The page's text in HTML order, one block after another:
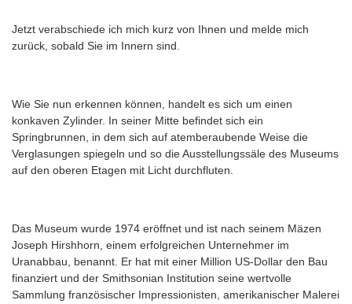
Jetzt verabschiede ich mich kurz von Ihnen und melde mich
zurück, sobald Sie im Innern sind.
Wie Sie nun erkennen können, handelt es sich um einen
konkaven Zylinder. In seiner Mitte befindet sich ein
Springbrunnen, in dem sich auf atemberaubende Weise die
Verglasungen spiegeln und so die Ausstellungssäle des Museums
auf den oberen Etagen mit Licht durchfluten.
Das Museum wurde 1974 eröffnet und ist nach seinem Mäzen
Joseph Hirshhorn, einem erfolgreichen Unternehmer im
Uranabbau, benannt. Er hat mit einer Million US-Dollar den Bau
finanziert und der Smithsonian Institution seine wertvolle
Sammlung französischer Impressionisten, amerikanischer Malerei